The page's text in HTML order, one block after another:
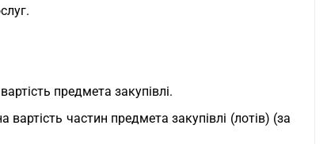
предмета закупівлі.
частин предмета закупівлі (лотів) (за